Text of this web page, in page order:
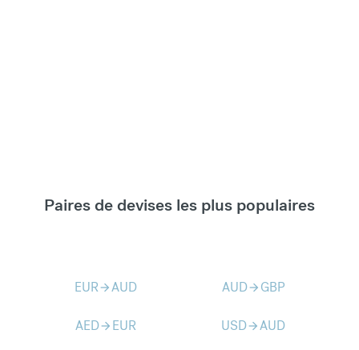
Paires de devises les plus populaires
EURarrow_forwardAUD AUDarrow_forward GBP
AEDarrow_forward EUR USDarrow_forwardAUD